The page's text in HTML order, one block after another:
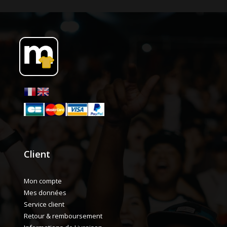
Client
Mon compte
Mes données
Service client
Retour & remboursement